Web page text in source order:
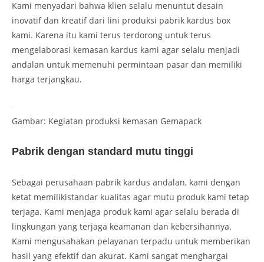
Kami menyadari bahwa klien selalu menuntut desain
inovatif dan kreatif dari lini produksi pabrik kardus box
kami. Karena itu kami terus terdorong untuk terus
mengelaborasi kemasan kardus kami agar selalu menjadi
andalan untuk memenuhi permintaan pasar dan memiliki
harga terjangkau.
Gambar: Kegiatan produksi kemasan Gemapack
Pabrik dengan standard mutu tinggi
Sebagai perusahaan pabrik kardus andalan, kami dengan
ketat memilikistandar kualitas agar mutu produk kami tetap
terjaga. Kami menjaga produk kami agar selalu berada di
lingkungan yang terjaga keamanan dan kebersihannya.
Kami mengusahakan pelayanan terpadu untuk memberikan
hasil yang efektif dan akurat. Kami sangat menghargai